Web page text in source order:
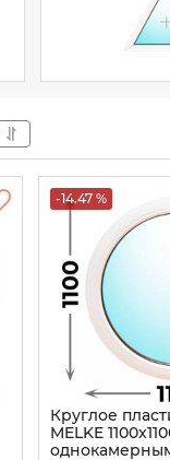
-14.47 %
Круглое
MELKE